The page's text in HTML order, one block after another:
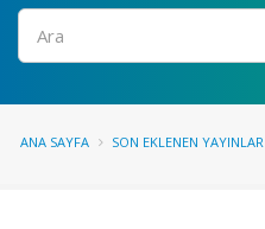
Ara
ANA SAYFA SON EKLENEN YAYINLAR